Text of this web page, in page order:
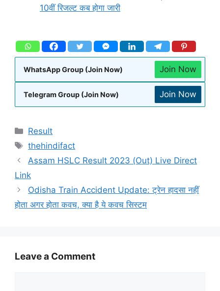
10वीं रिजल्ट कब होगा जारी
WhatsApp Group (Join Now) Join Now
Telegram Group (Join Now) Join Now
Result
thehindifact
Assam HSLC Result 2023 (Out) Live Direct
Link
Odisha Train Accident Update: ट्रेन हादसा नहीं
होता अगर होता कवच, क्या है ये कवच सिस्टम
Leave a Comment